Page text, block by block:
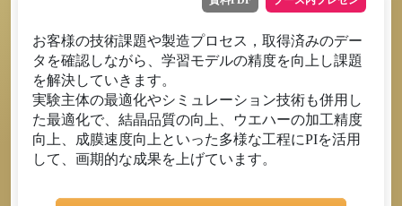
お客様の技術課題や製造プロセス，取得済みのデー
タを確認しながら、学習モデルの精度を向上し課題
を解決していきます。
実験主体の最適化やシミュレーション技術も併用し
た最適化で、結晶品質の向上、ウエハーの加工精度
向上、成膜速度向上といった多様な工程にPIを活用
して、画期的な成果を上げています。